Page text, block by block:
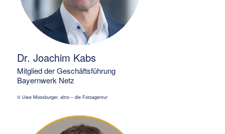
Dr. Joachim Kabs
Mitglied der Geschäftsführung
Bayernwerk Netz
© Uwe Moosburger, altro – die Fotoagentur